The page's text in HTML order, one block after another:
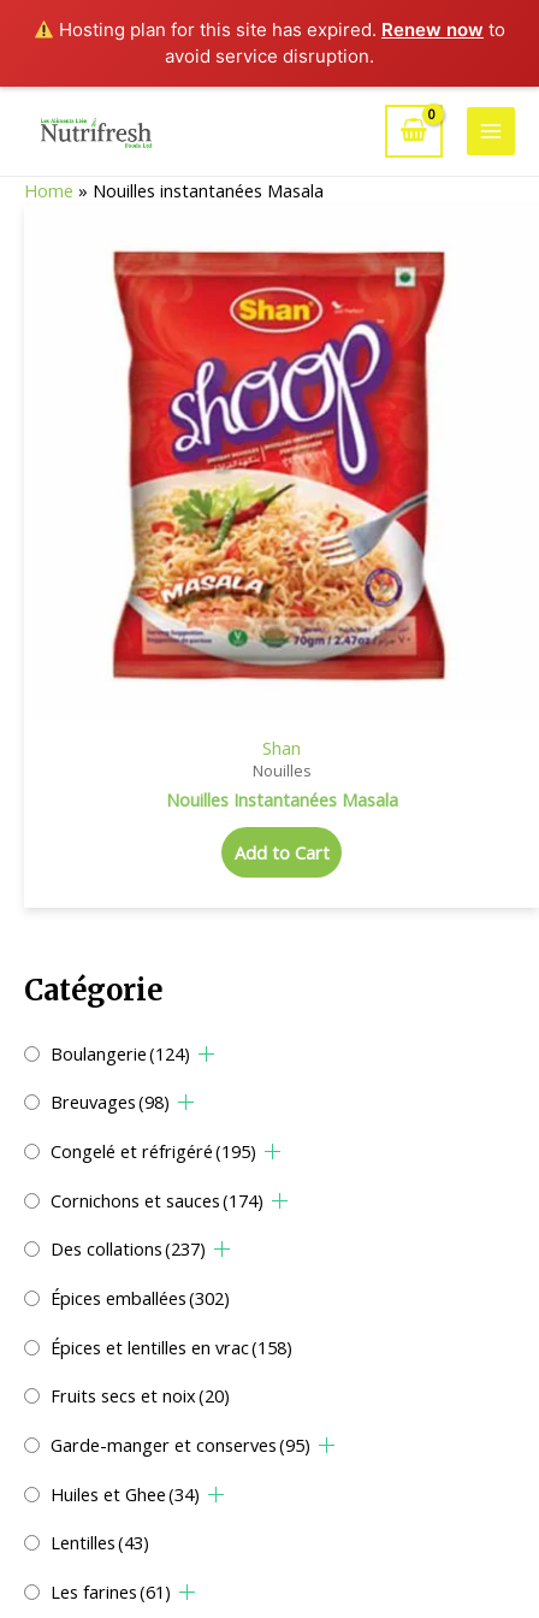
Hosting plan for this site has expired. Renew now to
avoid service disruption.
Main
Catégorie
Boulangerie(124)
Breuvages(98)
Congelé et réfrigéré(195)
Cornichons et sauces(174)
Des collations(237)
Épices emballées(302)
Épices et lentilles en vrac(158)
Fruits secs et noix(20)
Garde-manger et conserves(95)
Huiles et Ghee(34)
Lentilles(43)
Les farines(61)
Home » Nouilles instantanées Masala
Shan
Nouilles
Nouilles Instantanées Masala
Add to Cart